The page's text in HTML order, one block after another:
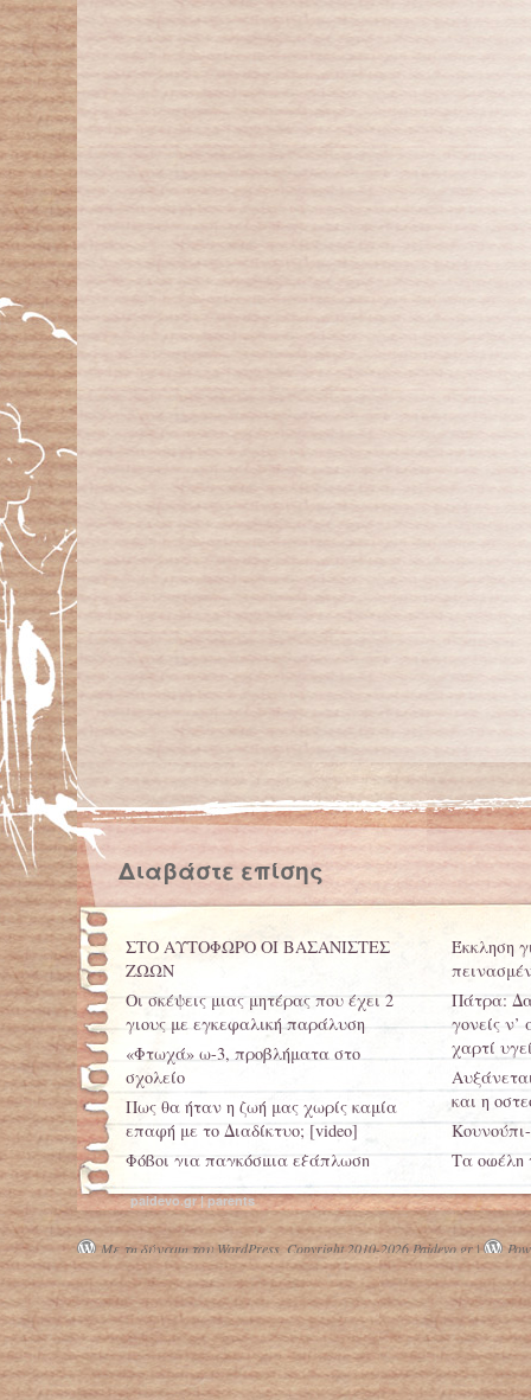
Διαβάστε επίσης
ΣΤΟ ΑΥΤΟΦΩΡΟ ΟΙ ΒΑΣΑΝΙΣΤΕΣ
ΖΩΩΝ
Οι σκέψεις μιας μητέρας που έχει 2
γιους με εγκεφαλική παράλυση
«Φτωχά» ω-3, προβλήματα στο
σχολείο
Πως θα ήταν η ζωή μας χωρίς καμία
επαφή με το Διαδίκτυο; [video]
Φόβοι για παγκόσμια εξάπλωση
φονικού ιού του αναπνευστικού
Έκκληση
Πάτρα:
γονείς
χαρτί
και η
Τα οφέλη
paidevo.gr | parents
Με τη δύναμη του WordPress. Copyright 2010-2026 Paidevo.gr |